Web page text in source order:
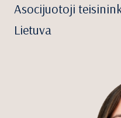
Asocijuotoji
Lietuva